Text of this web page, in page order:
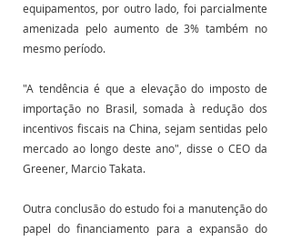
equipamentos, por outro lado, foi parcialmente
amenizada pelo aumento de 3% também no
mesmo período.
"A tendência é que a elevação do imposto de
importação no Brasil, somada à redução dos
incentivos fiscais na China, sejam sentidas pelo
mercado ao longo deste ano", disse o CEO da
Greener, Marcio Takata.
Outra conclusão do estudo foi a manutenção do
papel do financiamento para a expansão do